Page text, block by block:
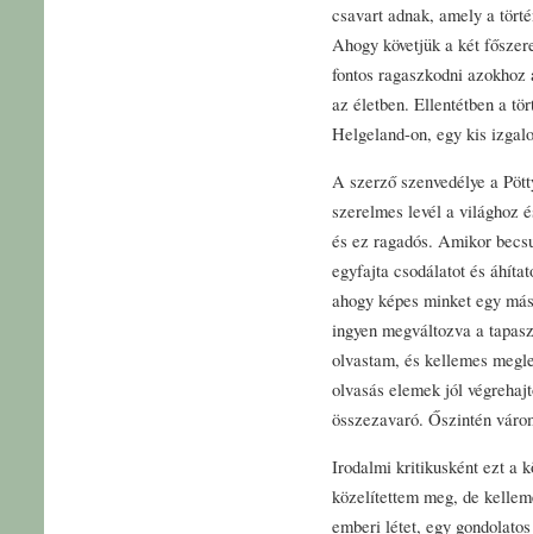
csavart adnak, amely a
Ahogy követjük a két
fontos ragaszkodni
az életben. Ellentétben a
Helgeland-on, egy kis
A szerző szenvedélye a
szerelmes levél a világhoz
és ez ragadós. Amikor
egyfajta csodálatot és
ahogy képes minket egy
ingyen megváltozva a
olvastam, és kellemes
olvasás elemek jól
összezavaró. Őszintén
Irodalmi kritikusként ezt a
közelítettem meg, de
emberi létet, egy